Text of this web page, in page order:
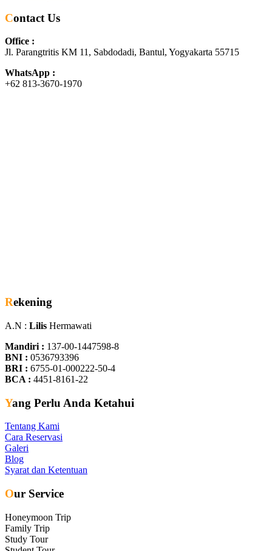
Contact Us
Office :
Jl. Parangtritis KM 11, Sabdodadi, Bantul, Yogyakarta 55715
WhatsApp :
+62 813-3670-1970
Rekening
A.N : Lilis Hermawati
Mandiri : 137-00-1447598-8
BNI : 0536793396
BRI : 6755-01-000222-50-4
BCA : 4451-8161-22
Yang Perlu Anda Ketahui
Tentang Kami
Cara Reservasi
Galeri
Blog
Syarat dan Ketentuan
Our Service
Honeymoon Trip
Family Trip
Study Tour